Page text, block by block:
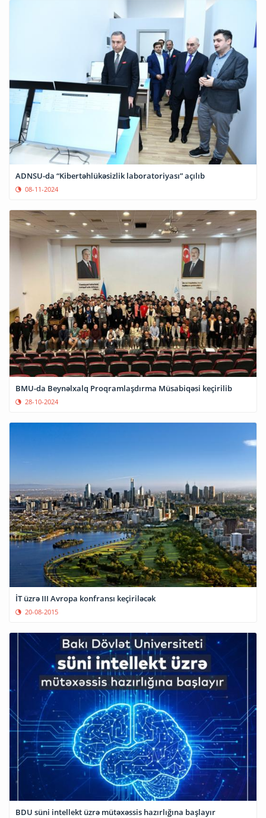
ADNSU-da “Kibertəhlükəsizlik laboratoriyası” açılıb
08-11-2024
BMU-da Beynəlxalq Proqramlaşdırma Müsabiqəsi keçirilib
28-10-2024
İT üzrə III Avropa konfransı keçiriləcək
20-08-2015
BDU süni intellekt üzrə mütəxəssis hazırlığına başlayır